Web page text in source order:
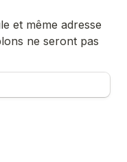
et même adresse
ne seront pas